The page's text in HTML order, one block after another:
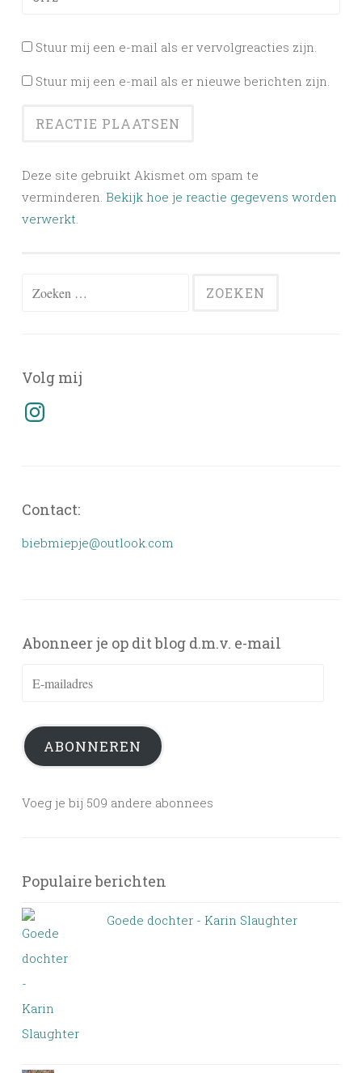
Stuur mij een e-mail als er vervolgreacties zijn.
Stuur mij een e-mail als er nieuwe berichten zijn.
Deze site gebruikt Akismet om spam te
verminderen. Bekijk hoe je reactie gegevens worden
verwerkt.
Zoeken
Volg mij
Instagram
Contact:
biebmiepje@outlook.com
Abonneer je op dit blog d.m.v. e-mail
ABONNEREN
Voeg je bij 509 andere abonnees
Populaire berichten
Goede dochter - Karin Slaughter